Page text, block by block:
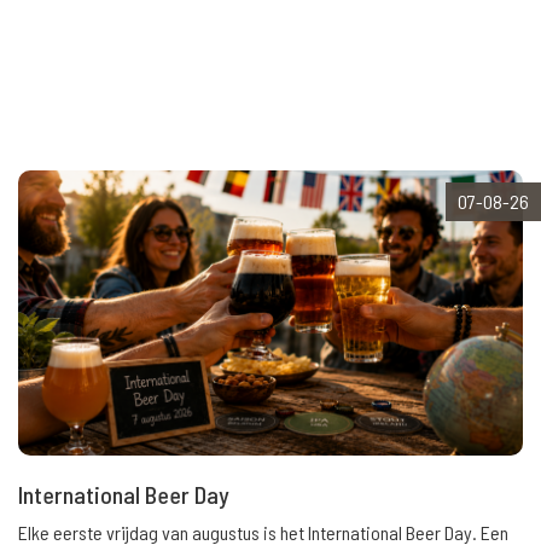
07-08-26
International Beer Day
Elke eerste vrijdag van augustus is het International Beer Day. Een